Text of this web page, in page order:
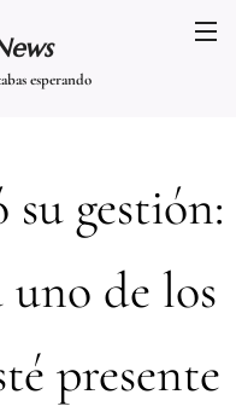
esperando
gestión:
de los
presente